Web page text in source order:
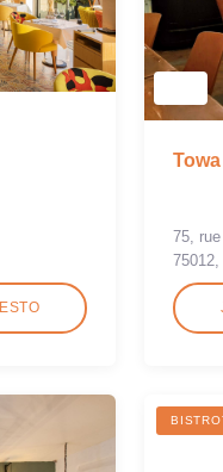
Towa
75,